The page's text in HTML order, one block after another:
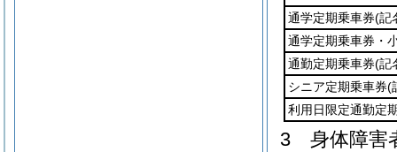
通学定期乗車券(記
通学定期乗車券・
通勤定期乗車券(記
シニア定期乗車券(
利用日限定通勤定
3
身体障害